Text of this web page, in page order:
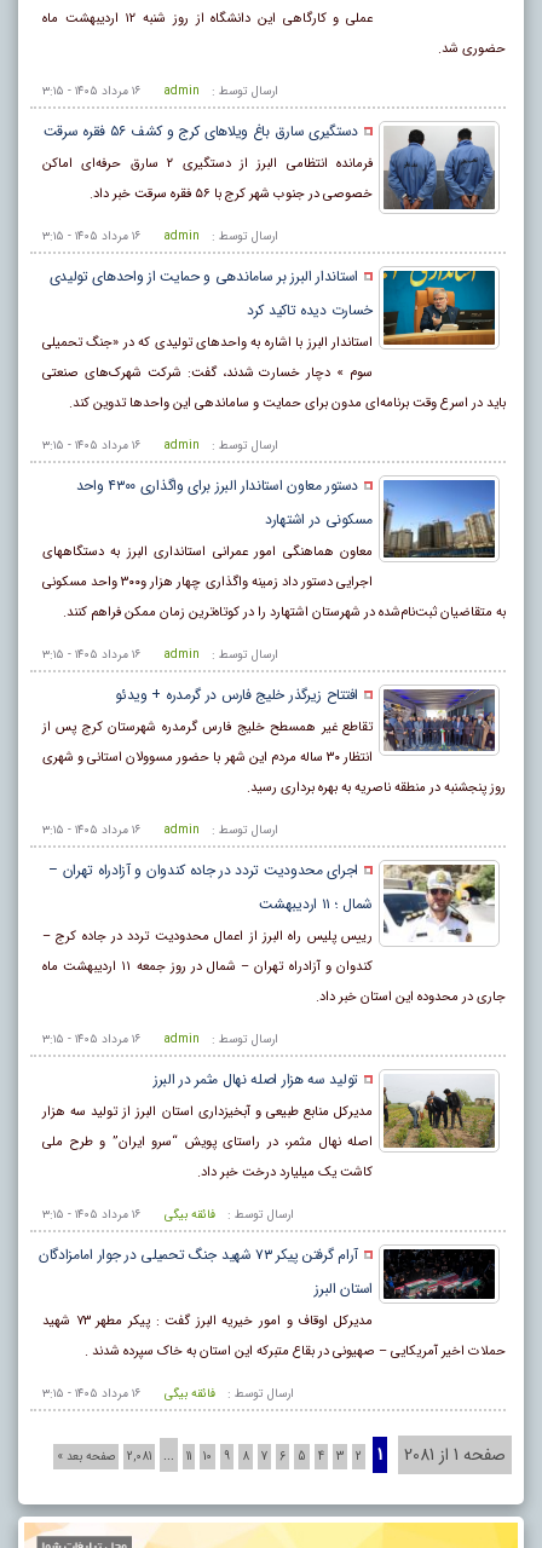
عملی و کارگاهی این دانشگاه از روز شنبه ۱۲ اردیبهشت ماه
حضوری شد.
۱۶ مرداد ۱۴۰۵ - ۳:۱۵ ارسال توسط : admin
دستگیری سارق باغ ویلاهای کرج و کشف ۵۶ فقره سرقت
فرمانده انتظامی البرز از دستگیری ٢ سارق حرفه‌ای اماکن
خصوصی در جنوب شهر کرج با ۵۶ فقره سرقت خبر داد.
۱۶ مرداد ۱۴۰۵ - ۳:۱۵ ارسال توسط : admin
استاندار البرز بر ساماندهی و حمایت از واحدهای تولیدی
خسارت دیده تاکید کرد
استاندار البرز با اشاره به واحدهای تولیدی که در «جنگ تحمیلی
سوم » دچار خسارت شدند، گفت: شرکت شهرک‌های صنعتی
باید در اسرع وقت برنامه‌ای مدون برای حمایت و ساماندهی این واحدها تدوین کند.
۱۶ مرداد ۱۴۰۵ - ۳:۱۵ ارسال توسط : admin
دستور معاون استاندار البرز برای واگذاری ۴۳۰۰ واحد
مسکونی در اشتهارد
معاون هماهنگی امور عمرانی استانداری البرز به دستگاههای
اجرایی دستور داد زمینه واگذاری چهار هزار و۳۰۰ واحد مسکونی
به متقاضیان ثبت‌نام‌شده در شهرستان اشتهارد را در کوتاه‌ترین زمان ممکن فراهم کنند.
۱۶ مرداد ۱۴۰۵ - ۳:۱۵ ارسال توسط : admin
افتتاح زیرگذر خلیج فارس در گرمدره + ویدئو
تقاطع غیر همسطح خلیج فارس گرمدره شهرستان کرج پس از
انتظار ۳۰ ساله مردم این شهر با حضور مسوولان استانی و شهری
روز پنجشنبه در منطقه ناصریه به بهره برداری رسید.
۱۶ مرداد ۱۴۰۵ - ۳:۱۵ ارسال توسط : admin
اجرای محدودیت تردد در جاده کندوان و آزادراه تهران –
شمال ؛ ١١ اردیبهشت
رییس پلیس راه البرز از اعمال محدودیت تردد در جاده کرج –
کندوان و آزادراه تهران – شمال در روز جمعه ١١ اردیبهشت ماه
جاری در محدوده این استان خبر داد.
۱۶ مرداد ۱۴۰۵ - ۳:۱۵ ارسال توسط : admin
تولید سه هزار اصله نهال مثمر در البرز
مدیرکل منابع طبیعی و آبخیزداری استان البرز از تولید سه هزار
اصله نهال مثمر، در راستای پویش “سرو ایران” و طرح ملی
کاشت یک میلیارد درخت خبر داد.
۱۶ مرداد ۱۴۰۵ - ۳:۱۵ ارسال توسط : فائقه بیگی
آرام گرفتن پیکر ۷۳ شهید جنگ تحمیلی در جوار امامزادگان
استان البرز
مدیرکل اوقاف و امور خیریه البرز گفت : پیکر مطهر ۷۳ شهید
حملات اخیر آمریکایی – صهیونی در بقاع متبرکه این استان به خاک سپرده شدند .
۱۶ مرداد ۱۴۰۵ - ۳:۱۵ ارسال توسط : فائقه بیگی
صفحه 1 از 2081 1
2
3
4
5
6
7
8
9
10
11
…
2,081 صفحه بعد »